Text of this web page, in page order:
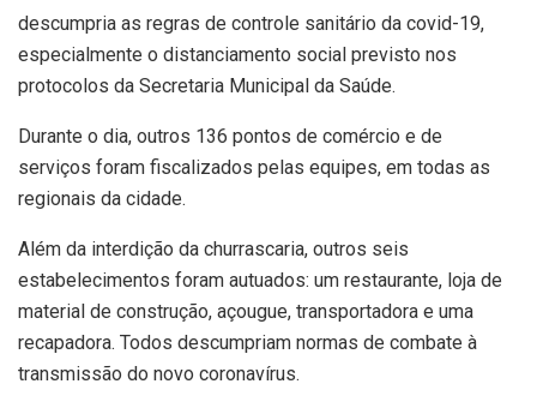
descumpria as regras de controle sanitário da covid-19,
especialmente o distanciamento social previsto nos
protocolos da Secretaria Municipal da Saúde.
Durante o dia, outros 136 pontos de comércio e de
serviços foram fiscalizados pelas equipes, em todas as
regionais da cidade.
Além da interdição da churrascaria, outros seis
estabelecimentos foram autuados: um restaurante, loja de
material de construção, açougue, transportadora e uma
recapadora. Todos descumpriam normas de combate à
transmissão do novo coronavírus.